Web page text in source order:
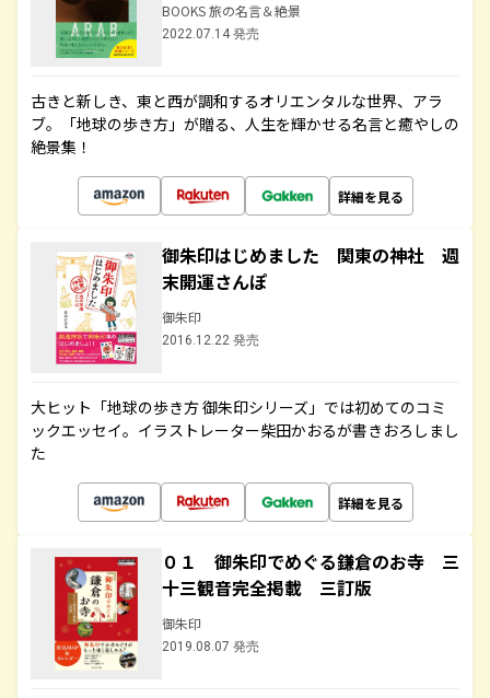
BOOKS 旅の名言＆絶景
2022.07.14 発売
古きと新しき、東と西が調和するオリエンタルな世界、アラ
ブ。「地球の歩き方」が贈る、人生を輝かせる名言と癒やしの
絶景集！
詳細を見る
御朱印はじめました 関東の神社 週
末開運さんぽ
御朱印
2016.12.22 発売
大ヒット「地球の歩き方 御朱印シリーズ」では初めてのコミ
ックエッセイ。イラストレーター柴田かおるが書きおろしまし
た
詳細を見る
０１ 御朱印でめぐる鎌倉のお寺 三
十三観音完全掲載 三訂版
御朱印
2019.08.07 発売